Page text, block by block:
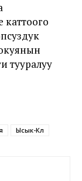
тууралуу
Ысык-Көл